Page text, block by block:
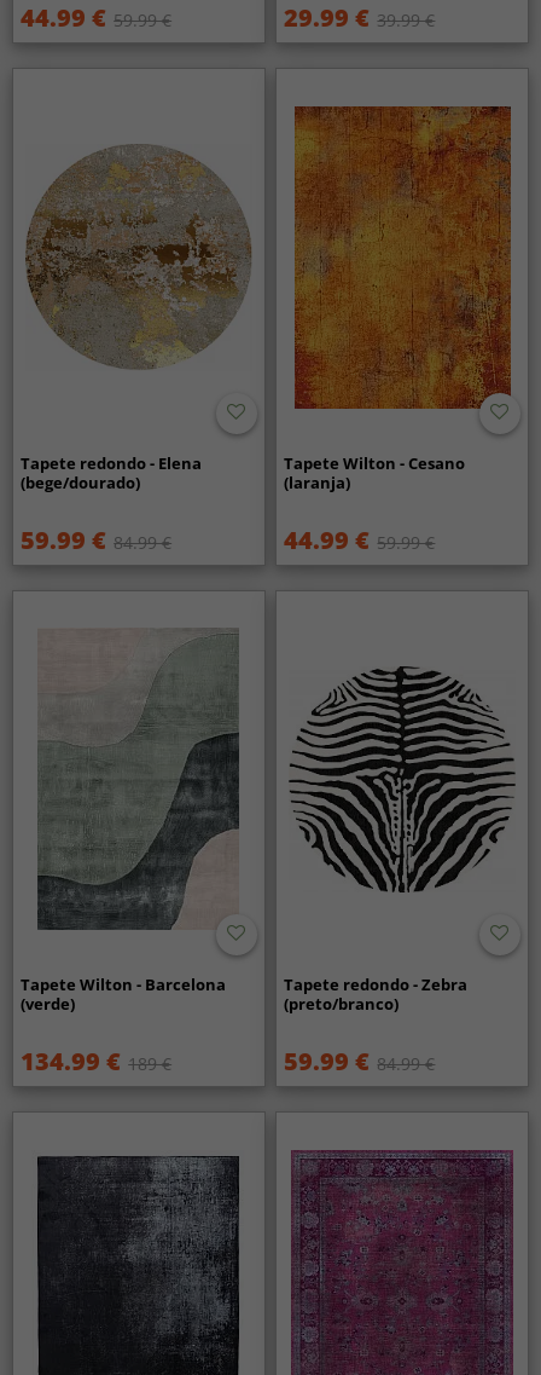
44.99 € 59.99 € 29.99 € 39.99 €
Tapete redondo - Elena
(bege/dourado)
59.99 € 84.99 €
Tapete Wilton - Cesano
(laranja)
44.99 € 59.99 €
Tapete Wilton - Barcelona
(verde)
134.99 € 189 €
Tapete redondo - Zebra
(preto/branco)
59.99 € 84.99 €